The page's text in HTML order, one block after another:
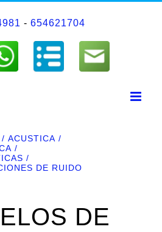
- 654621704
ACUSTICA
DE RUIDO
DE